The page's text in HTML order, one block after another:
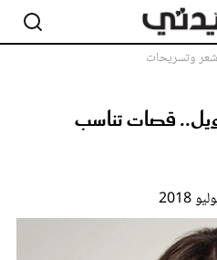
شعر وتسريحات
قصات تناسب